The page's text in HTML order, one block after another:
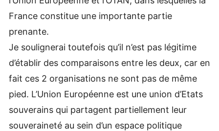
France constitue une importante partie
prenante.
Je soulignerai toutefois qu’il n’est pas légitime
d’établir des comparaisons entre les deux, car en
fait ces 2 organisations ne sont pas de même
pied. L’Union Européenne est une union d’Etats
souverains qui partagent partiellement leur
souveraineté au sein d’un espace politique